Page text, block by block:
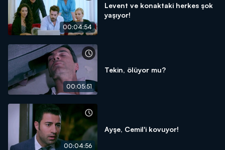
00:04:54
Levent ve konaktaki herkes şok
yaşıyor!
00:05:51
Tekin, ölüyor mu?
00:04:56
Ayşe, Cemil'i kovuyor!